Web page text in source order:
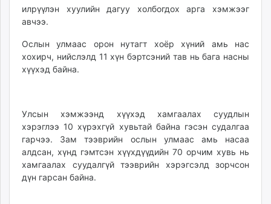
mass.mn
unegui.mn
assa.mn
toim.mn
tac.mn
илрүүлэн хуулийн дагуу холбогдох арга хэмжээг
авчээ.
Ослын улмаас орон нутагт хоёр хүний амь нас
хохирч, нийслэлд 11 хүн бэртсэний тав нь бага насны
хүүхэд байна.
Улсын хэмжээнд хүүхэд хамгаалах суудлын
хэрэглээ 10 хүрэхгүй хувьтай байна гэсэн судалгаа
гарчээ. Зам тээврийн ослын улмаас амь насаа
алдсан, хүнд гэмтсэн хүүхдүүдийн 70 орчим хувь нь
хамгаалах суудалгүй тээврийн хэрэгсэлд зорчсон
дүн гарсан байна.